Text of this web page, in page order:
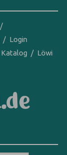
Login
Katalog
Löwi